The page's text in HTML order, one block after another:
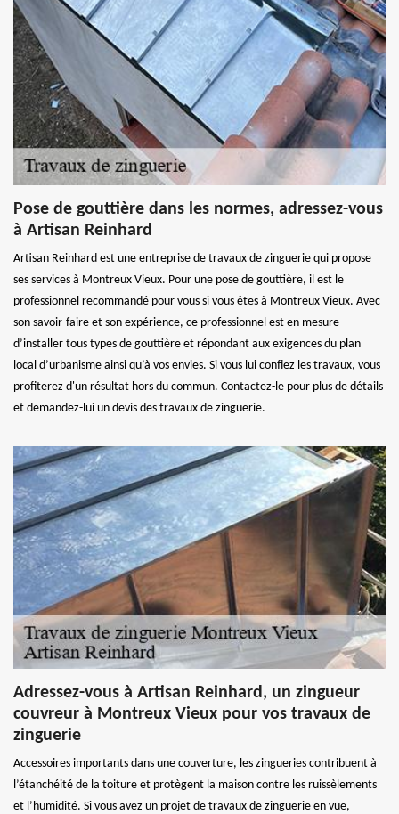
Pose de gouttière dans les normes, adressez-vous
à Artisan Reinhard
Artisan Reinhard est une entreprise de travaux de zinguerie qui propose
ses services à Montreux Vieux. Pour une pose de gouttière, il est le
professionnel recommandé pour vous si vous êtes à Montreux Vieux. Avec
son savoir-faire et son expérience, ce professionnel est en mesure
d’installer tous types de gouttière et répondant aux exigences du plan
local d’urbanisme ainsi qu’à vos envies. Si vous lui confiez les travaux, vous
profiterez d'un résultat hors du commun. Contactez-le pour plus de détails
et demandez-lui un devis des travaux de zinguerie.
Adressez-vous à Artisan Reinhard, un zingueur
couvreur à Montreux Vieux pour vos travaux de
zinguerie
Accessoires importants dans une couverture, les zingueries contribuent à
l’étanchéité de la toiture et protègent la maison contre les ruissèlements
et l’humidité. Si vous avez un projet de travaux de zinguerie en vue,